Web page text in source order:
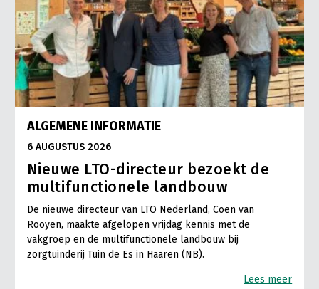
ALGEMENE INFORMATIE
6 AUGUSTUS 2026
Nieuwe LTO-directeur bezoekt de
multifunctionele landbouw
De nieuwe directeur van LTO Nederland, Coen van
Rooyen, maakte afgelopen vrijdag kennis met de
vakgroep en de multifunctionele landbouw bij
zorgtuinderij Tuin de Es in Haaren (NB).
Lees meer